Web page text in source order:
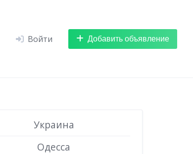
Войти Добавить объявление
Украина
Одесса